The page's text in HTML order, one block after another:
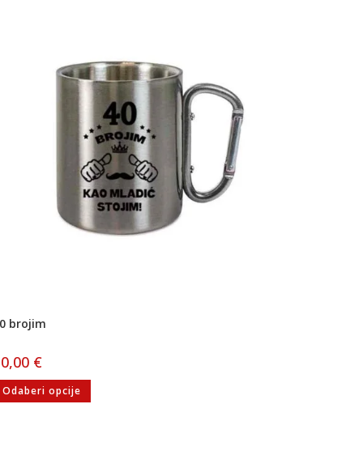
brojim
€
Odaberi opcije